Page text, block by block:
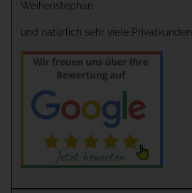
Weihenstephan
und natürlich sehr viele Privatkunden